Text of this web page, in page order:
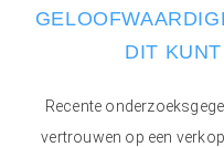
DIT
Recente
vertrouwen op een